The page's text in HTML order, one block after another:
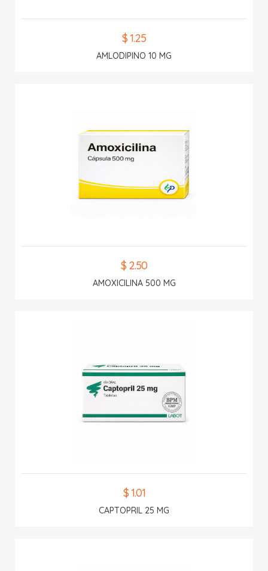
$ 1.25
AMLODIPINO 10 MG
$ 2.50
AMOXICILINA 500 MG
$ 1.01
CAPTOPRIL 25 MG